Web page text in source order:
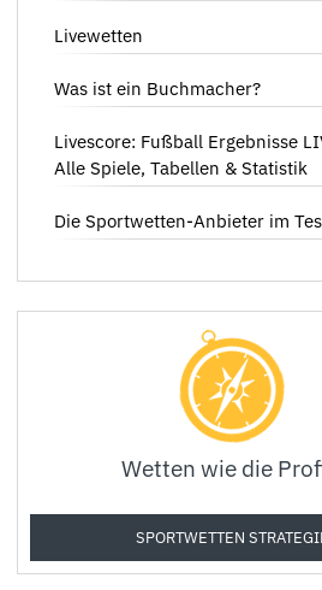
Livewetten
Was ist ein Buchmacher?
Livescore: Fußball Ergebnisse
Alle Spiele, Tabellen & Statistik
Die Sportwetten-Anbieter im
Wetten wie die
SPORTWETTEN